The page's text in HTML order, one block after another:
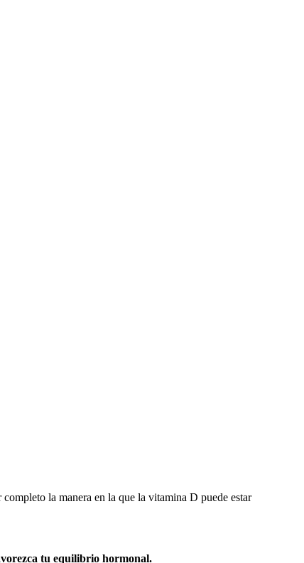
la manera en la que la vitamina D puede estar
tu equilibrio hormonal.